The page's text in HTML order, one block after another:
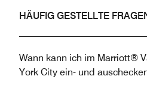
HÄUFIG GESTELLTE
Wann kann ich im Marriott®
York City ein- und